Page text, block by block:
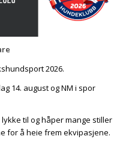
2026.
14. august og NM i spor
til og håper mange stiller
for å heie frem ekvipasjene.